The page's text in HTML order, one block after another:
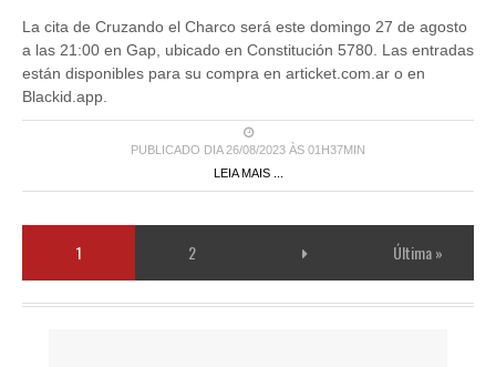
La cita de Cruzando el Charco será este domingo 27 de agosto
a las 21:00 en Gap, ubicado en Constitución 5780. Las entradas
están disponibles para su compra en articket.com.ar o en
Blackid.app.
PUBLICADO DIA 26/08/2023 ÀS 01H37MIN
LEIA MAIS ...
1 2 Última »